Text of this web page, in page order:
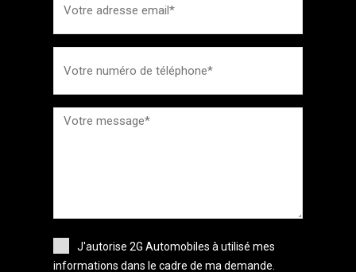
J'autorise 2G Automobiles à utilisé mes
informations dans le cadre de ma demande.